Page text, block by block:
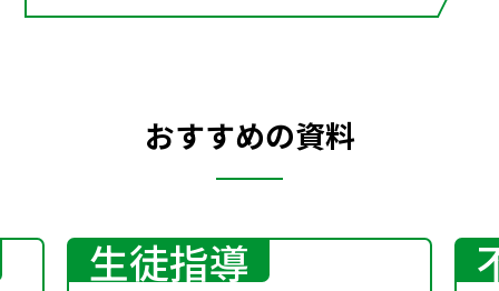
おすすめの資料
生徒指導